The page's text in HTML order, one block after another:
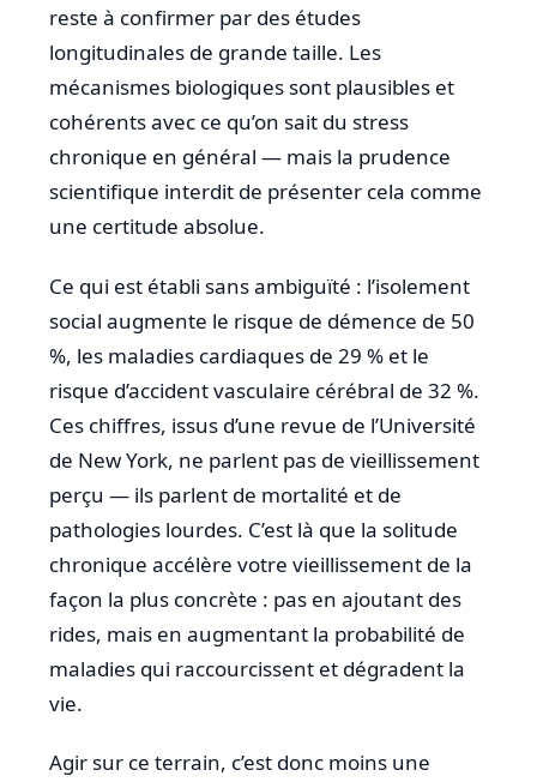
reste à confirmer par des études
longitudinales de grande taille. Les
mécanismes biologiques sont plausibles et
cohérents avec ce qu’on sait du stress
chronique en général — mais la prudence
scientifique interdit de présenter cela comme
une certitude absolue.
Ce qui est établi sans ambiguïté : l’isolement
social augmente le risque de démence de 50
%, les maladies cardiaques de 29 % et le
risque d’accident vasculaire cérébral de 32 %.
Ces chiffres, issus d’une revue de l’Université
de New York, ne parlent pas de vieillissement
perçu — ils parlent de mortalité et de
pathologies lourdes. C’est là que la solitude
chronique accélère votre vieillissement de la
façon la plus concrète : pas en ajoutant des
rides, mais en augmentant la probabilité de
maladies qui raccourcissent et dégradent la
vie.
Agir sur ce terrain, c’est donc moins une